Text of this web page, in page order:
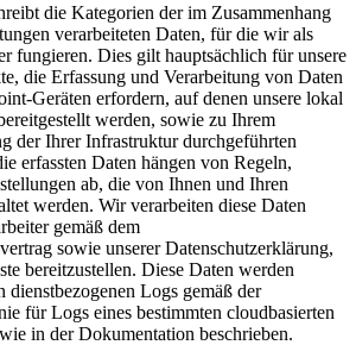
die Kategorien der im Zusammenhang
verarbeiteten Daten, für die wir als
fungieren. Dies gilt hauptsächlich für unsere
die Erfassung und Verarbeitung von Daten
Geräten erfordern, auf denen unsere lokal
werden, sowie zu Ihrem
der Ihrer Infrastruktur durchgeführten
erfassten Daten hängen von Regeln,
ab, die von Ihnen und Ihren
werden. Wir verarbeiten diese Daten
gemäß dem
sowie unserer Datenschutzerklärung,
bereitzustellen. Diese Daten werden
dienstbezogenen Logs gemäß der
für Logs eines bestimmten cloudbasierten
in der Dokumentation beschrieben.